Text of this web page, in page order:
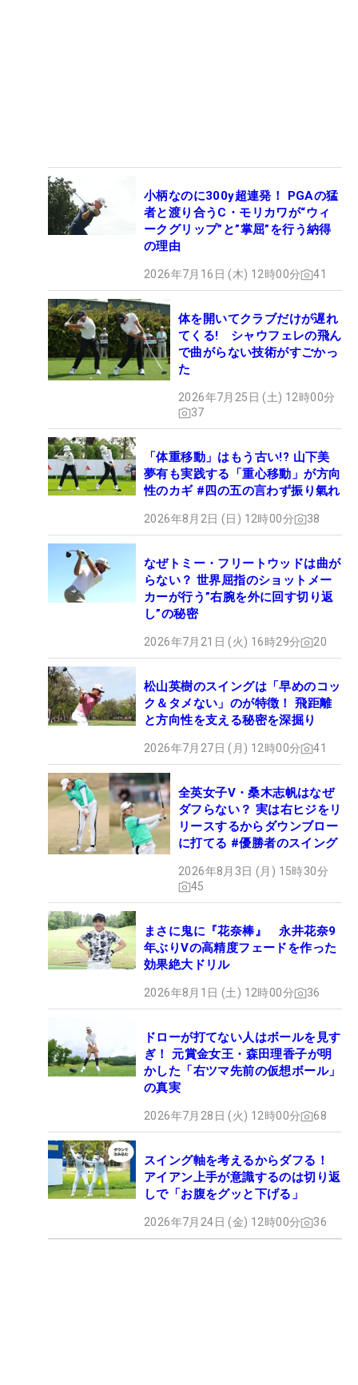
小柄なのに300y超連発！ PGAの猛
者と渡り合うC・モリカワが“ウィ
ークグリップ”と”掌屈”を行う納得
の理由
2026年7月16日 (木) 12時00分 41
体を開いてクラブだけが遅れ
てくる! シャウフェレの飛ん
で曲がらない技術がすごかっ
た
2026年7月25日 (土) 12時00分
37
「体重移動」はもう古い!? 山下美
夢有も実践する「重心移動」が方向
性のカギ #四の五の言わず振り氣れ
2026年8月2日 (日) 12時00分 38
なぜトミー・フリートウッドは曲が
らない？ 世界屈指のショットメー
カーが行う”右腕を外に回す切り返
し”の秘密
2026年7月21日 (火) 16時29分 20
松山英樹のスイングは「早めのコッ
ク＆タメない」のが特徴！ 飛距離
と方向性を支える秘密を深掘り
2026年7月27日 (月) 12時00分 41
全英女子V・桑木志帆はなぜ
ダフらない？ 実は右ヒジをリ
リースするからダウンブロー
に打てる #優勝者のスイング
2026年8月3日 (月) 15時30分
45
まさに鬼に『花奈棒』 永井花奈9
年ぶりVの高精度フェードを作った
効果絶大ドリル
2026年8月1日 (土) 12時00分 36
ドローが打てない人はボールを見す
ぎ！ 元賞金女王・森田理香子が明
かした「右ツマ先前の仮想ボール」
の真実
2026年7月28日 (火) 12時00分 68
スイング軸を考えるからダフる！
アイアン上手が意識するのは切り返
しで「お腹をグッと下げる」
2026年7月24日 (金) 12時00分 36